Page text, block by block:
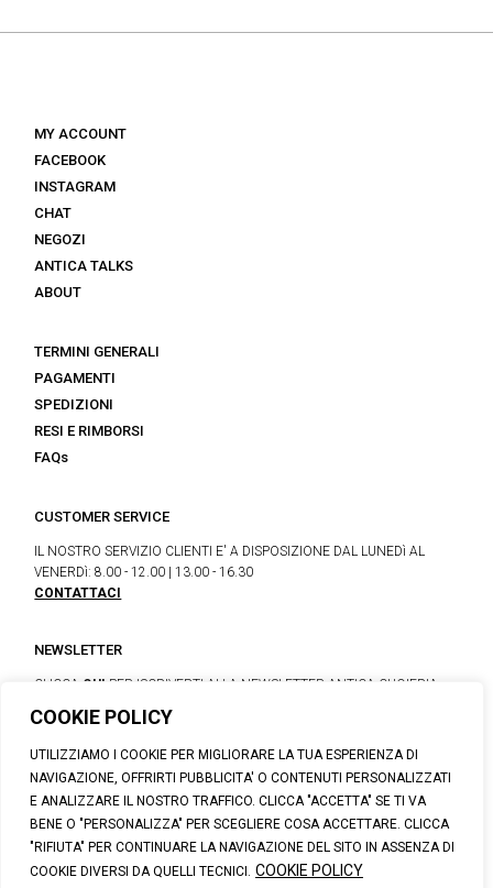
COOKIE POLICY
UTILIZZIAMO I COOKIE PER MIGLIORARE LA TUA ESPERIENZA DI
NAVIGAZIONE, OFFRIRTI PUBBLICITA' O CONTENUTI PERSONALIZZATI
E ANALIZZARE IL NOSTRO TRAFFICO. CLICCA "ACCETTA" SE TI VA
BENE O "PERSONALIZZA" PER SCEGLIERE COSA ACCETTARE. CLICCA
"RIFIUTA" PER CONTINUARE LA NAVIGAZIONE DEL SITO IN ASSENZA DI
COOKIE DIVERSI DA QUELLI TECNICI. COOKIE POLICY
MY ACCOUNT
FACEBOOK
INSTAGRAM
CHAT
NEGOZI
ANTICA TALKS
ABOUT
TERMINI GENERALI
PAGAMENTI
SPEDIZIONI
RESI E RIMBORSI
FAQs
CUSTOMER SERVICE
IL NOSTRO SERVIZIO CLIENTI E' A DISPOSIZIONE DAL LUNEDì AL
VENERDì: 8.00 - 12.00 | 13.00 - 16.30
CONTATTACI
NEWSLETTER
CLICCA QUI PER ISCRIVERTI ALLA NEWSLETTER ANTICA CUOIERIA
© 2026 CALZATURIFICIO F.LLI SOLDINI
VIA VITTORIO VENETO, 32 - CAPOLONA 52010 (AR)
P.IVA: IT00100020510 | REA: AR-19984 | C. SOCIALE: € 1,170,800.00
I.V.
SUPPORT@ANTICACUOIERIA.IT| + (39) 0575 42811
PRIVACY|COOKIE POLICY|PERSONAL DATA INFORMATION